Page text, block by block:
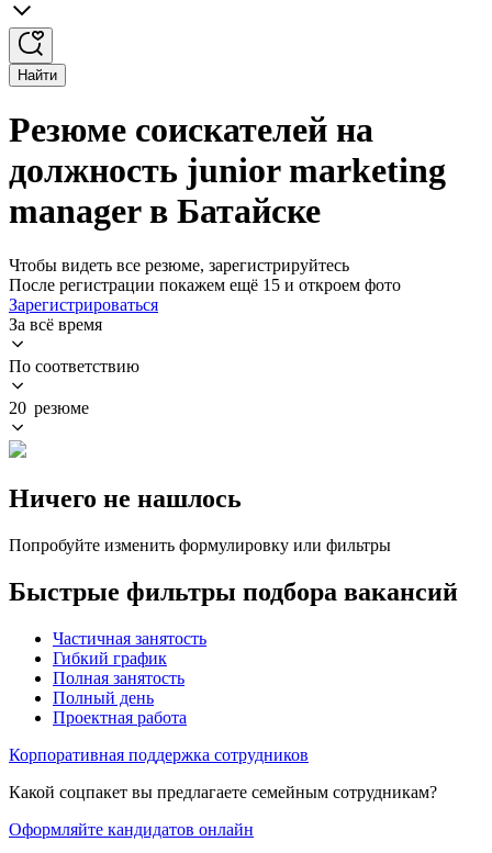
Найти
Резюме соискателей на
должность junior marketing
manager в Батайске
Чтобы видеть все резюме, зарегистрируйтесь
После регистрации покажем ещё 15 и откроем фото
Зарегистрироваться
За всё время
По соответствию
20 резюме
Ничего не нашлось
Попробуйте изменить формулировку или фильтры
Быстрые фильтры подбора вакансий
Частичная занятость
Гибкий график
Полная занятость
Полный день
Проектная работа
Корпоративная поддержка сотрудников
Какой соцпакет вы предлагаете семейным сотрудникам?
Оформляйте кандидатов онлайн